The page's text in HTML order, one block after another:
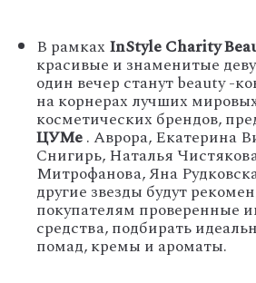
В рамках InStyleCharity
красивые и знаменитые
один вечер станутbeauty-
на корнерах лучших
косметических брендов,
ЦУМе. Аврора, Екатерина
Снигирь, Наталья
Митрофанова, Яна
другие звезды будут
покупателям проверенные
средства, подбирать
помад, кремы и ароматы.